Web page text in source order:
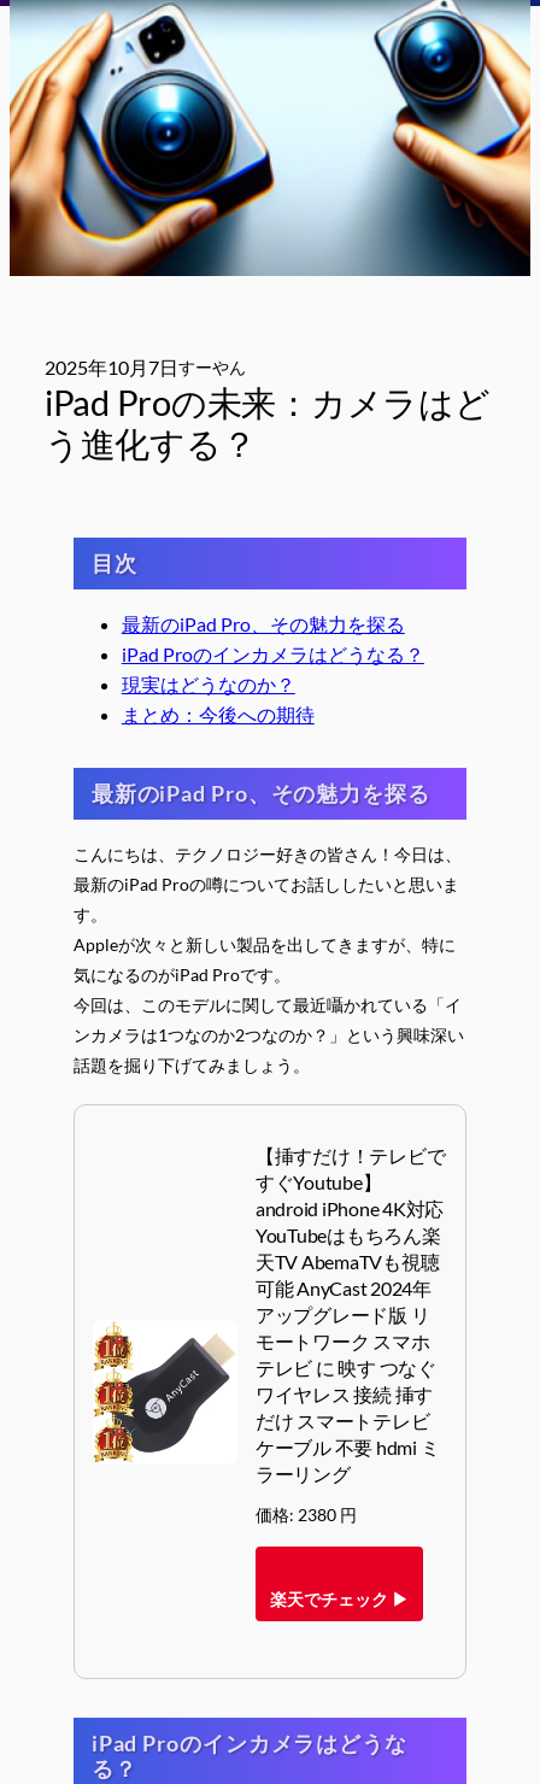
2025年10月7日すーやん
iPad Proの未来：カメラはど
う進化する？
目次
最新のiPad Pro、その魅力を探る
iPad Proのインカメラはどうなる？
現実はどうなのか？
まとめ：今後への期待
最新のiPad Pro、その魅力を探る
こんにちは、テクノロジー好きの皆さん！今日は、
最新のiPad Proの噂についてお話ししたいと思いま
す。
Appleが次々と新しい製品を出してきますが、特に
気になるのがiPad Proです。
今回は、このモデルに関して最近囁かれている「イ
ンカメラは1つなのか2つなのか？」という興味深い
話題を掘り下げてみましょう。
【挿すだけ！テレビで
すぐYoutube】
android iPhone 4K対応
YouTubeはもちろん楽
天TV AbemaTVも視聴
可能 AnyCast 2024年
アップグレード版 リ
モートワーク スマホ
テレビ に 映す つなぐ
ワイヤレス 接続 挿す
だけ スマートテレビ
ケーブル 不要 hdmi ミ
ラーリング
価格: 2380 円
楽天でチェック ▶
iPad Proのインカメラはどうな
る？